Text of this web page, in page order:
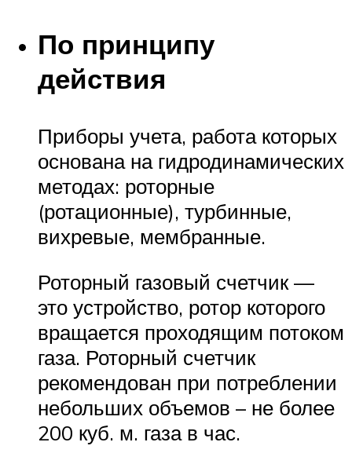
По принципу
действия
Приборы учета, работа которых
основана на гидродинамических
методах: роторные
(ротационные), турбинные,
вихревые, мембранные.
Роторный газовый счетчик —
это устройство, ротор которого
вращается проходящим потоком
газа. Роторный счетчик
рекомендован при потреблении
небольших объемов – не более
200 куб. м. газа в час.